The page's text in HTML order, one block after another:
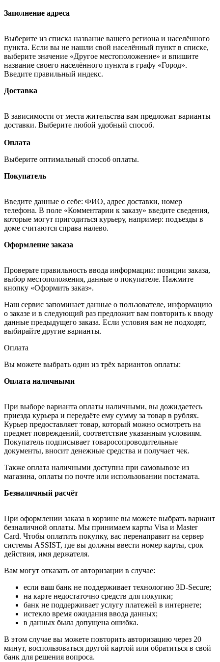
Заполнение адреса
Выберите из списка название вашего региона и населённого
пункта. Если вы не нашли свой населённый пункт в списке,
выберите значение «Другое местоположение» и впишите
название своего населённого пункта в графу «Город».
Введите правильный индекс.
Доставка
В зависимости от места жительства вам предложат варианты
доставки. Выберите любой удобный способ.
Оплата
Выберите оптимальный способ оплаты.
Покупатель
Введите данные о себе: ФИО, адрес доставки, номер
телефона. В поле «Комментарии к заказу» введите сведения,
которые могут пригодиться курьеру, например: подъезды в
доме считаются справа налево.
Оформление заказа
Проверьте правильность ввода информации: позиции заказа,
выбор местоположения, данные о покупателе. Нажмите
кнопку «Оформить заказ».
Наш сервис запоминает данные о пользователе, информацию
о заказе и в следующий раз предложит вам повторить к вводу
данные предыдущего заказа. Если условия вам не подходят,
выбирайте другие варианты.
Оплата
Вы можете выбрать один из трёх вариантов оплаты:
Оплата наличными
При выборе варианта оплаты наличными, вы дожидаетесь
приезда курьера и передаёте ему сумму за товар в рублях.
Курьер предоставляет товар, который можно осмотреть на
предмет повреждений, соответствие указанным условиям.
Покупатель подписывает товаросопроводительные
документы, вносит денежные средства и получает чек.
Также оплата наличными доступна при самовывозе из
магазина, оплаты по почте или использовании постамата.
Безналичный расчёт
При оформлении заказа в корзине вы можете выбрать вариант
безналичной оплаты. Мы принимаем карты Visa и Master
Card. Чтобы оплатить покупку, вас перенаправит на сервер
системы ASSIST, где вы должны ввести номер карты, срок
действия, имя держателя.
Вам могут отказать от авторизации в случае:
если ваш банк не поддерживает технологию 3D-Secure;
на карте недостаточно средств для покупки;
банк не поддерживает услугу платежей в интернете;
истекло время ожидания ввода данных;
в данных была допущена ошибка.
В этом случае вы можете повторить авторизацию через 20
минут, воспользоваться другой картой или обратиться в свой
банк для решения вопроса.